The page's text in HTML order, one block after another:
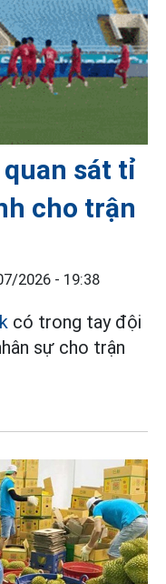
quan sát tỉ
cho trận
2026 - 19:38
có trong tay đội
sự cho trận